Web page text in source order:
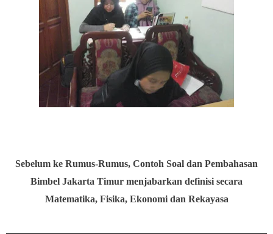
Sebelum ke Rumus-Rumus, Contoh Soal dan Pembahasan
Bimbel Jakarta Timur menjabarkan definisi secara
Matematika, Fisika, Ekonomi dan Rekayasa